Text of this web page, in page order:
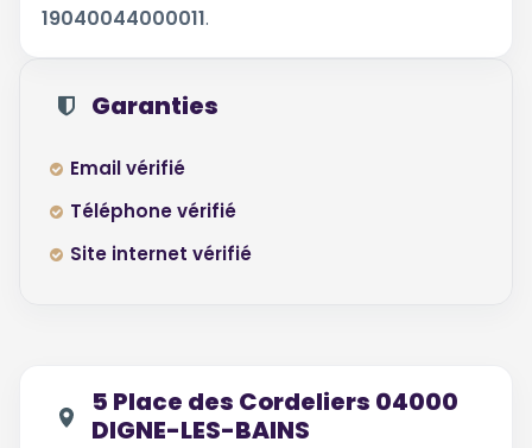
19040044000011.
Garanties
Email vérifié
Téléphone vérifié
Site internet vérifié
5 Place des Cordeliers 04000
DIGNE-LES-BAINS